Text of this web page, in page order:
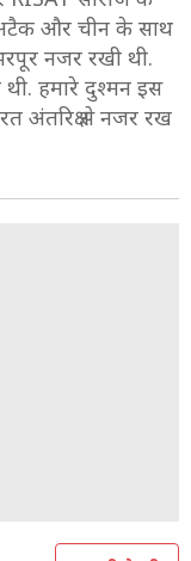
अटैक और चीन के साथ
नजर रखी थी.
हमारे दुश्मन इस
अंतरिक्ष से नजर रख